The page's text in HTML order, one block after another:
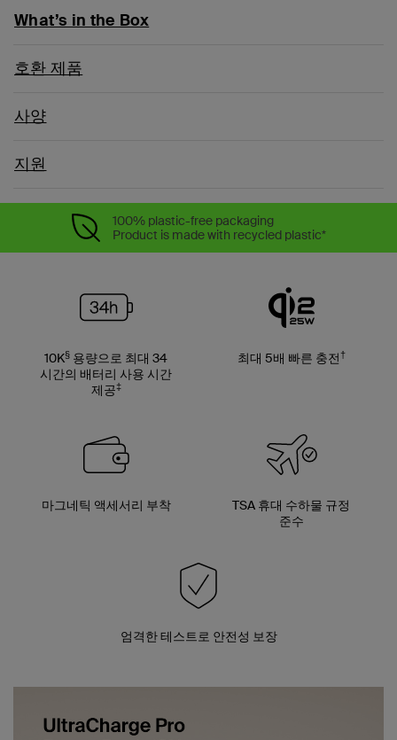
What’s in the Box
호환 제품
사양
지원
100% plastic-free packaging
Product is made with recycled plastic*
10K§ 용량으로 최대 34
시간의 배터리 사용 시간
제공‡
최대 5배 빠른 충전†
마그네틱 액세서리 부착
TSA 휴대 수하물 규정
준수
엄격한 테스트로 안전성 보장